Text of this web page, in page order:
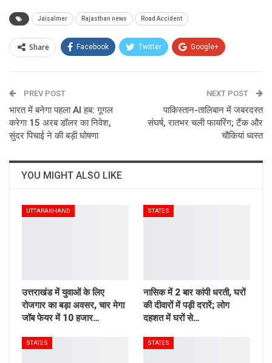
Jaisalmer Rajasthan news Road Accident
Share Facebook Twitter Google+
Email
PREV POST
भारत में बनेगा पहला AI हब: गूगल
करेगा 15 अरब डॉलर का निवेश,
सुंदर पिचाई ने की बड़ी घोषणा
NEXT POST
पाकिस्तान-तालिबान में जबरदस्त
संघर्ष, रातभर चली फायरिंग; टैंक और
चौकियां ध्वस्त
YOU MIGHT ALSO LIKE
UTTARAKHAND
उत्तराखंड में युवाओं के लिए
रोजगार का बड़ा अवसर, चार मेगा
जॉब फेयर में 10 हजार…
STATES
नासिक में 2 बार कांपी धरती, घरों
की दीवारों में पड़ी दरारें; लोग
दहशत में घरों से…
STATES STATES